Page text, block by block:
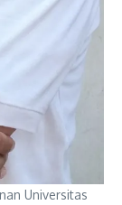
Universitas